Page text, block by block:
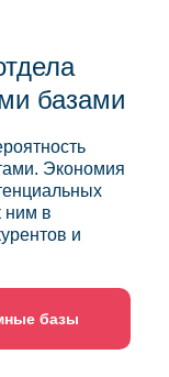
базами
Экономия
ним в
и
базы